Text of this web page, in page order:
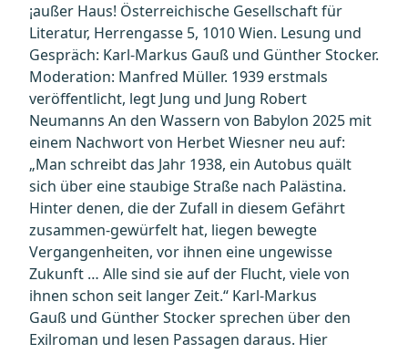
¡außer Haus! Österreichische Gesellschaft für
Literatur, Herrengasse 5, 1010 Wien. Lesung und
Gespräch: Karl-Markus Gauß und Günther Stocker.
Moderation: Manfred Müller. 1939 erstmals
veröffentlicht, legt Jung und Jung Robert
Neumanns An den Wassern von Babylon 2025 mit
einem Nachwort von Herbet Wiesner neu auf:
„Man schreibt das Jahr 1938, ein Autobus quält
sich über eine staubige Straße nach Palästina.
Hinter denen, die der Zufall in diesem Gefährt
zusammen-gewürfelt hat, liegen bewegte
Vergangenheiten, vor ihnen eine ungewisse
Zukunft … Alle sind sie auf der Flucht, viele von
ihnen schon seit langer Zeit.“ Karl-Markus
Gauß und Günther Stocker sprechen über den
Exilroman und lesen Passagen daraus. Hier